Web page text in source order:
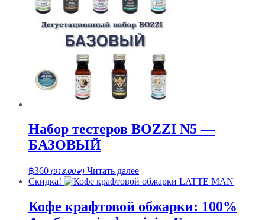
Набор тестеров BOZZI N5 —
БАЗОВЫЙ
฿360 (918.00 ₽) Читать далее
Скидка!
Кофе крафтовой обжарки: 100%